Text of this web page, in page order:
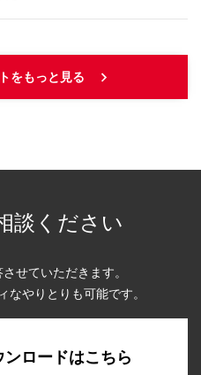
をもっと見る
談ください
せていただきます。
なやりとりも可能です。
ンロードはこちら